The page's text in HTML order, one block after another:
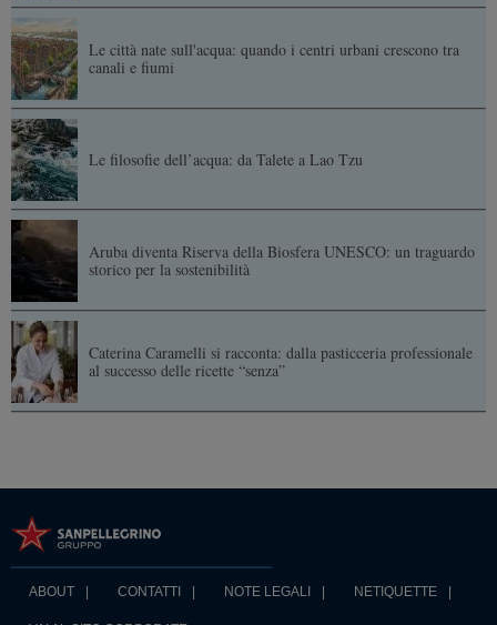
Le città nate sull'acqua: quando i centri urbani crescono tra
canali e fiumi
Le filosofie dell’acqua: da Talete a Lao Tzu
Aruba diventa Riserva della Biosfera UNESCO: un traguardo
storico per la sostenibilità
Caterina Caramelli si racconta: dalla pasticceria professionale
al successo delle ricette “senza”
ABOUT CONTATTI NOTE LEGALI NETIQUETTE